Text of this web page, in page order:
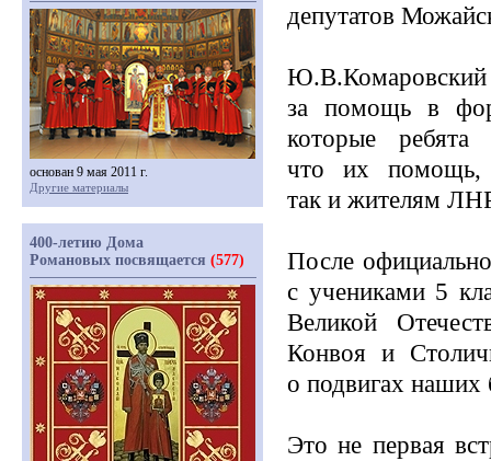
депутатов
за помощь в
которые
что их помощь,
так и жителям
После
с учениками 5
Великой
Конвоя и
о подвигах
Это не первая
основан 9 мая 2011 г.
Другие материалы
400-летию Дома
Романовых посвящается (577)